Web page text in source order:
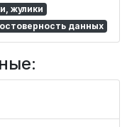
жулики
данных